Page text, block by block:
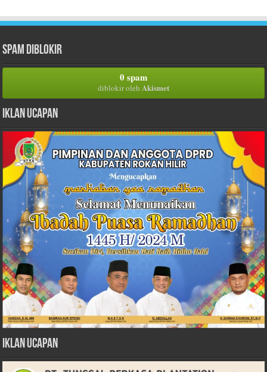
Spam Diblokir
0 spam
diblokir oleh Akismet
Iklan Ucapan
Iklan Ucapan